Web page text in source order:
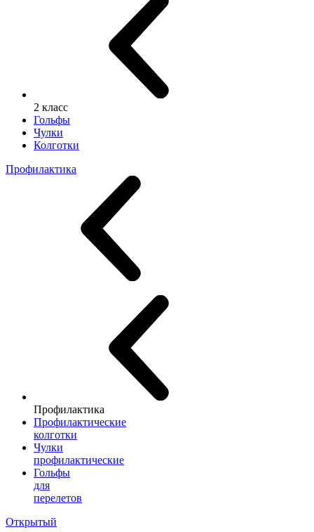
2 класс
Гольфы
Чулки
Колготки
Профилактика
Профилактика
Профилактические
колготки
Чулки
профилактические
Гольфы
для
перелетов
Открытый